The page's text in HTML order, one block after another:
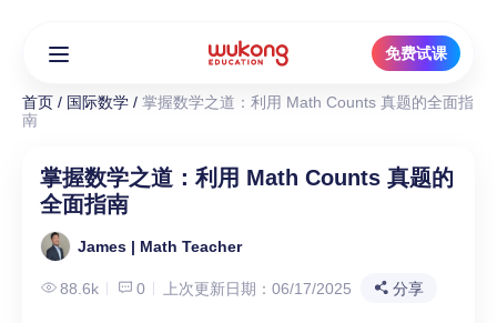
免费试课
首页 / 国际数学 / 掌握数学之道：利用 Math Counts 真题的全面指
南
掌握数学之道：利用 Math Counts 真题的
全面指南
James | Math Teacher
88.6k 0 上次更新日期：06/17/2025 分享